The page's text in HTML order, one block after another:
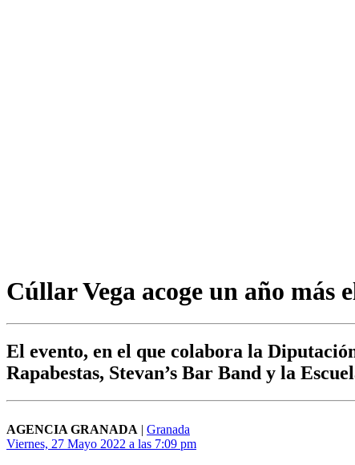
Cúllar Vega acoge un año más
El evento, en el que colabora la
Rapabestas, Stevan’s Bar Band y la
AGENCIA GRANADA | Granada
Viernes, 27 Mayo 2022 a las 7:09 pm